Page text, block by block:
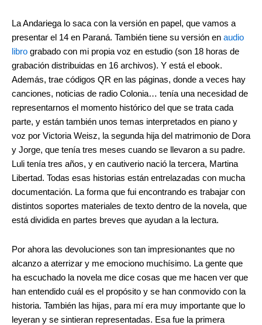
La Andariega lo saca con la versión en papel, que vamos a
presentar el 14 en Paraná. También tiene su versión en audio
libro grabado con mi propia voz en estudio (son 18 horas de
grabación distribuidas en 16 archivos). Y está el ebook.
Además, trae códigos QR en las páginas, donde a veces hay
canciones, noticias de radio Colonia… tenía una necesidad de
representarnos el momento histórico del que se trata cada
parte, y están también unos temas interpretados en piano y
voz por Victoria Weisz, la segunda hija del matrimonio de Dora
y Jorge, que tenía tres meses cuando se llevaron a su padre.
Luli tenía tres años, y en cautiverio nació la tercera, Martina
Libertad. Todas esas historias están entrelazadas con mucha
documentación. La forma que fui encontrando es trabajar con
distintos soportes materiales de texto dentro de la novela, que
está dividida en partes breves que ayudan a la lectura.
Por ahora las devoluciones son tan impresionantes que no
alcanzo a aterrizar y me emociono muchísimo. La gente que
ha escuchado la novela me dice cosas que me hacen ver que
han entendido cuál es el propósito y se han conmovido con la
historia. También las hijas, para mí era muy importante que lo
leyeran y se sintieran representadas. Esa fue la primera